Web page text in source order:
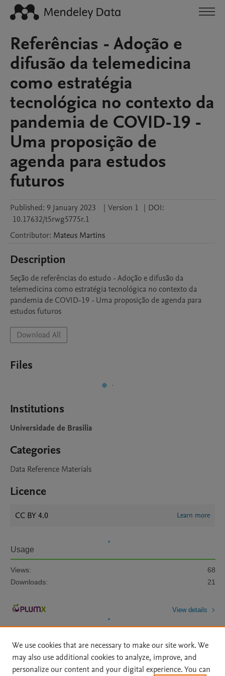
Referências - Adoção e
difusão da telemedicina
como estratégia
tecnológica no contexto da
pandemia de COVID-19 -
Uma proposição de
agenda para estudos
futuros
Published: 9 January 2023 | Version 1 | DOI:
10.17632/t5rwg5775r.1
Contributor: Mateus Martins
Description
Seção de referências do estudo - Adoção e difusão da
telemedicina como estratégia tecnológica no contexto da
pandemia de COVID-19 - Uma proposição de agenda para
estudos futuros
Download All
Files
Institutions
Universidade de Brasilia
Categories
Data Reference Materials
Licence
CC BY 4.0 Learn more
Usage
Views:
68
Downloads:
21
View details
We use cookies that are necessary to make our site work. We
may also use additional cookies to analyze, improve, and
personalize our content and your digital experience. You can